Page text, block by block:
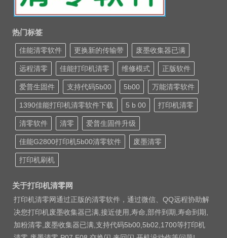
热门标签
佳能清零软件 更换新的传输带 废墨收集器已满
远程清零 佳能打印机清零 维修模式 正版软件
爱普生固件 支持代码5b00 5b00 万能清零软件
1390佳能打印机清零软件下载 5 b 00 打印机清零
清零软件 清零 爱普生固件升级
佳能G2800打印机5b00清零软件 废墨清零
打印机刷机
关于打印机清零网
打印机清零网通过正版的清零软件，通过微信、QQ远程协助解
决您打印机废墨收集器已满,接近使用,寿命,部件到期,寿命到期,
加粉清零,废墨收集器已满,支持代码5b00,5b02,1700等打印机